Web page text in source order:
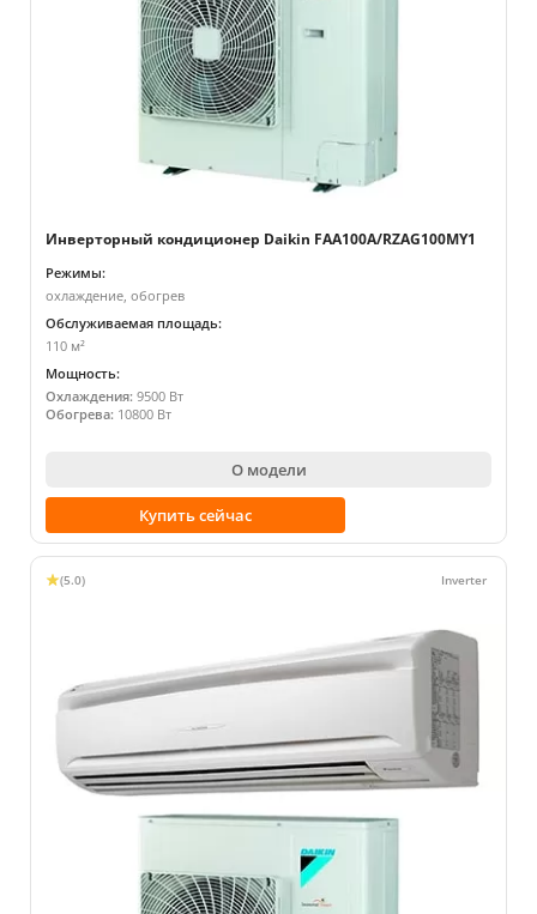
Инверторный кондиционер Daikin FAA100A/RZAG100MY1
Режимы:
охлаждение, обогрев
Обслуживаемая площадь:
110 м²
Мощность:
Охлаждения: 9500 Вт
Обогрева: 10800 Вт
О модели
Купить сейчас
(5.0)